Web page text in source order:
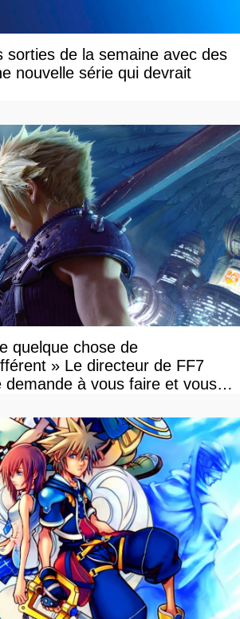
sorties de la semaine avec des
nouvelle série qui devrait
quelque chose de
» Le directeur de FF7
demande à vous faire et vous